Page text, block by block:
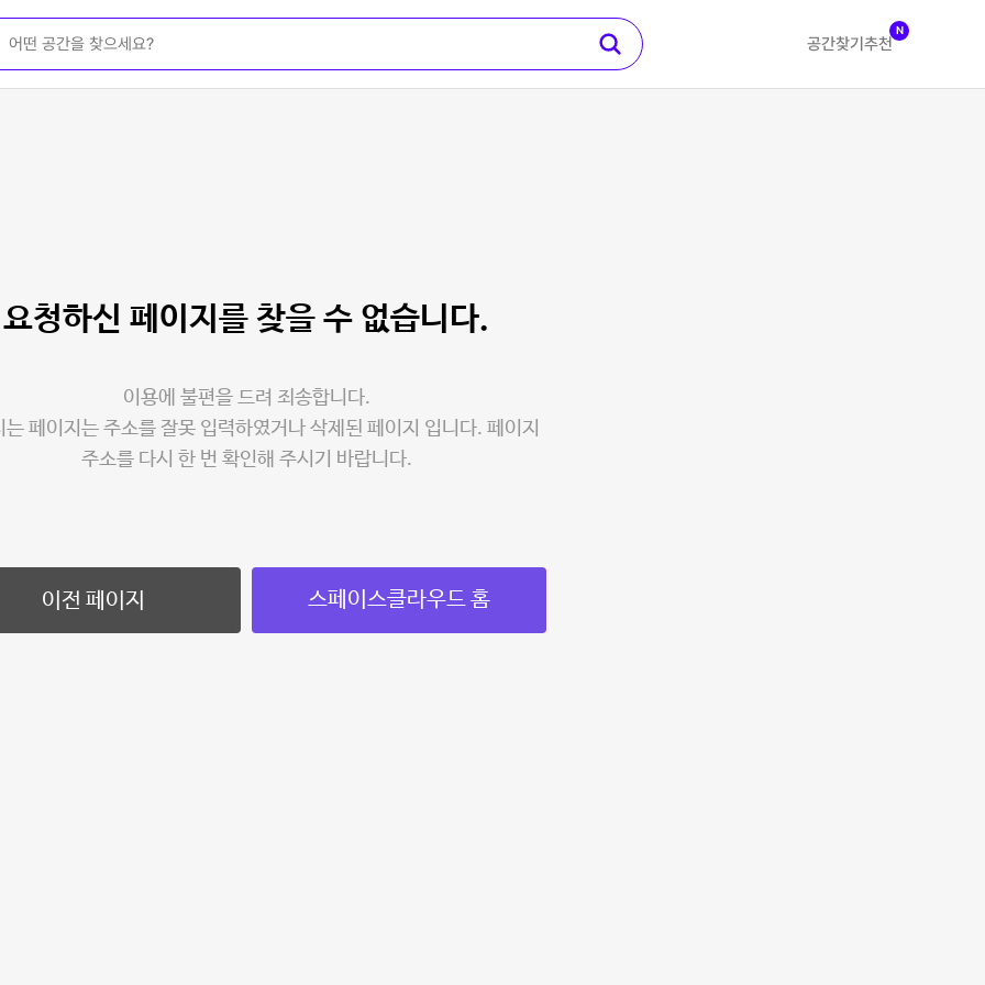
공간찾기 추천
N
요청하신 페이지를 찾을 수 없습니다.
이용에 불편을 드려 죄송합니다.
는 페이지는 주소를 잘못 입력하였거나 삭제된 페이지 입니다. 페이지
주소를 다시 한 번 확인해 주시기 바랍니다.
이전 페이지 스페이스클라우드 홈